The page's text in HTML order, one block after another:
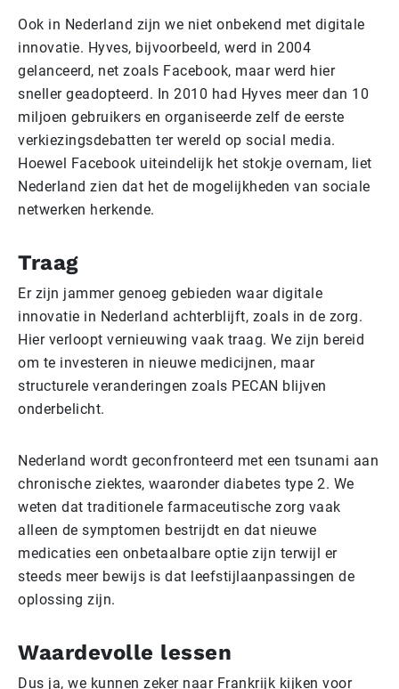
Ook in Nederland zijn we niet onbekend met digitale
innovatie. Hyves, bijvoorbeeld, werd in 2004
gelanceerd, net zoals Facebook, maar werd hier
sneller geadopteerd. In 2010 had Hyves meer dan 10
miljoen gebruikers en organiseerde zelf de eerste
verkiezingsdebatten ter wereld op social media.
Hoewel Facebook uiteindelijk het stokje overnam, liet
Nederland zien dat het de mogelijkheden van sociale
netwerken herkende.
Traag
Er zijn jammer genoeg gebieden waar digitale
innovatie in Nederland achterblijft, zoals in de zorg.
Hier verloopt vernieuwing vaak traag. We zijn bereid
om te investeren in nieuwe medicijnen, maar
structurele veranderingen zoals PECAN blijven
onderbelicht.
Nederland wordt geconfronteerd met een tsunami aan
chronische ziektes, waaronder diabetes type 2. We
weten dat traditionele farmaceutische zorg vaak
alleen de symptomen bestrijdt en dat nieuwe
medicaties een onbetaalbare optie zijn terwijl er
steeds meer bewijs is dat leefstijlaanpassingen de
oplossing zijn.
Waardevolle lessen
Dus ja, we kunnen zeker naar Frankrijk kijken voor